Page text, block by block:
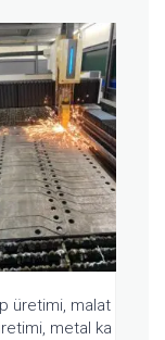
üretimi, malat
metal ka